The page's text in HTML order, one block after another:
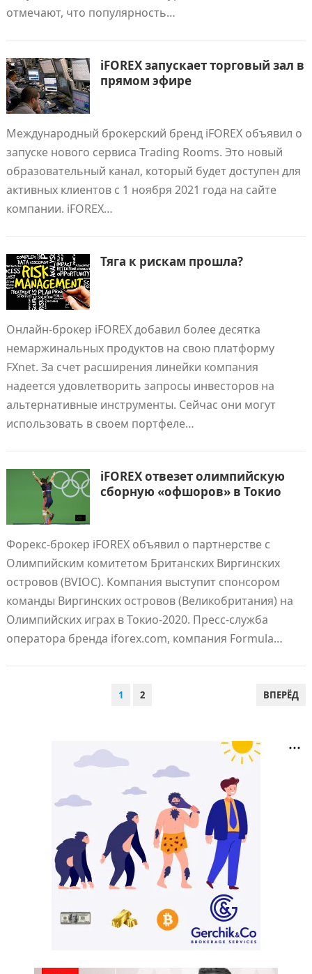
отмечают, что популярность…
iFOREX запускает торговый зал в
прямом эфире
Международный брокерский бренд iFOREX объявил о
запуске нового сервиса Trading Rooms. Это новый
образовательный канал, который будет доступен для
активных клиентов с 1 ноября 2021 года на сайте
компании. iFOREX…
Тяга к рискам прошла?
Онлайн-брокер iFOREX добавил более десятка
немаржинальных продуктов на свою платформу
FXnet. За счет расширения линейки компания
надеется удовлетворить запросы инвесторов на
альтернативные инструменты. Сейчас они могут
использовать в своем портфеле…
iFOREX отвезет олимпийскую
сборную «офшоров» в Токио
Форекс-брокер iFOREX объявил о партнерстве с
Олимпийским комитетом Британских Виргинских
островов (BVIOC). Компания выступит спонсором
команды Виргинских островов (Великобритания) на
Олимпийских играх в Токио-2020. Пресс-служба
оператора бренда iforex.com, компания Formula…
1 2 ВПЕРЁД